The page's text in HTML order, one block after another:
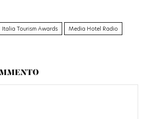
Italia Tourism Awards Media Hotel Radio